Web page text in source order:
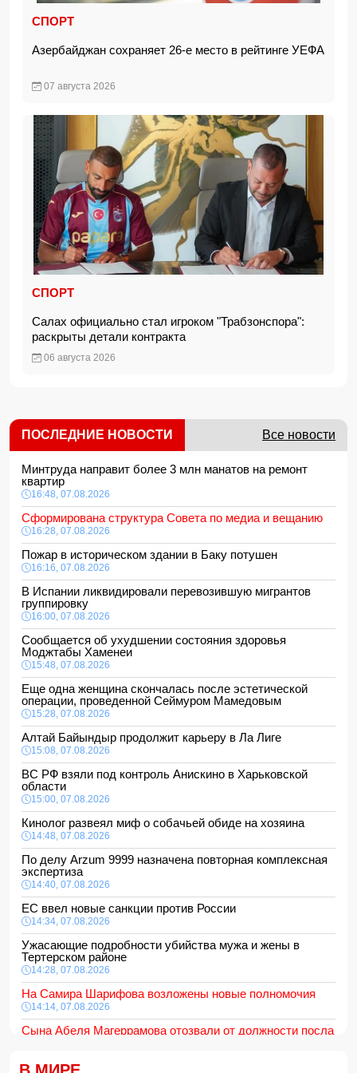
СПОРТ
Азербайджан сохраняет 26-е место в рейтинге УЕФА
07 августа 2026
СПОРТ
Салах официально стал игроком "Трабзонспора":
раскрыты детали контракта
06 августа 2026
ПОСЛЕДНИЕ НОВОСТИ Все новости
Минтруда направит более 3 млн манатов на ремонт
квартир
16:48, 07.08.2026
Сформирована структура Совета по медиа и вещанию
16:28, 07.08.2026
Пожар в историческом здании в Баку потушен
16:16, 07.08.2026
В Испании ликвидировали перевозившую мигрантов
группировку
16:00, 07.08.2026
Сообщается об ухудшении состояния здоровья
Моджтабы Хаменеи
15:48, 07.08.2026
Еще одна женщина скончалась после эстетической
операции, проведенной Сеймуром Мамедовым
15:28, 07.08.2026
Алтай Байындыр продолжит карьеру в Ла Лиге
15:08, 07.08.2026
ВС РФ взяли под контроль Анискино в Харьковской
области
15:00, 07.08.2026
Кинолог развеял миф о собачьей обиде на хозяина
14:48, 07.08.2026
По делу Arzum 9999 назначена повторная комплексная
экспертиза
14:40, 07.08.2026
ЕС ввел новые санкции против России
14:34, 07.08.2026
Ужасающие подробности убийства мужа и жены в
Тертерском районе
14:28, 07.08.2026
На Самира Шарифова возложены новые полномочия
14:14, 07.08.2026
Сына Абеля Магеррамова отозвали от должности посла